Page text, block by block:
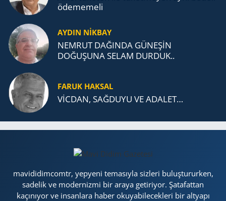
öde­me­me­li
AYDIN NİKBAY
NEMRUT DAĞINDA GÜNEŞİN
DOĞUŞUNA SELAM DURDUK..
FARUK HAKSAL
VİCDAN, SAĞ­DU­YU VE ADA­LET…
mavididimcomtr, yepyeni temasıyla sizleri buluştururken,
sadelik ve modernizmi bir araya getiriyor. Şatafattan
kaçınıyor ve insanlara haber okuyabilecekleri bir altyapı